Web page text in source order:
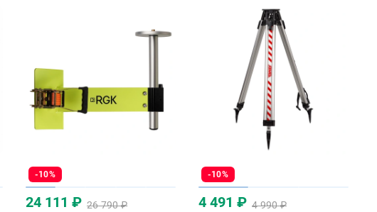
-10%
24 111 ₽ 26 790 ₽
-10%
4 491 ₽ 4 990 ₽